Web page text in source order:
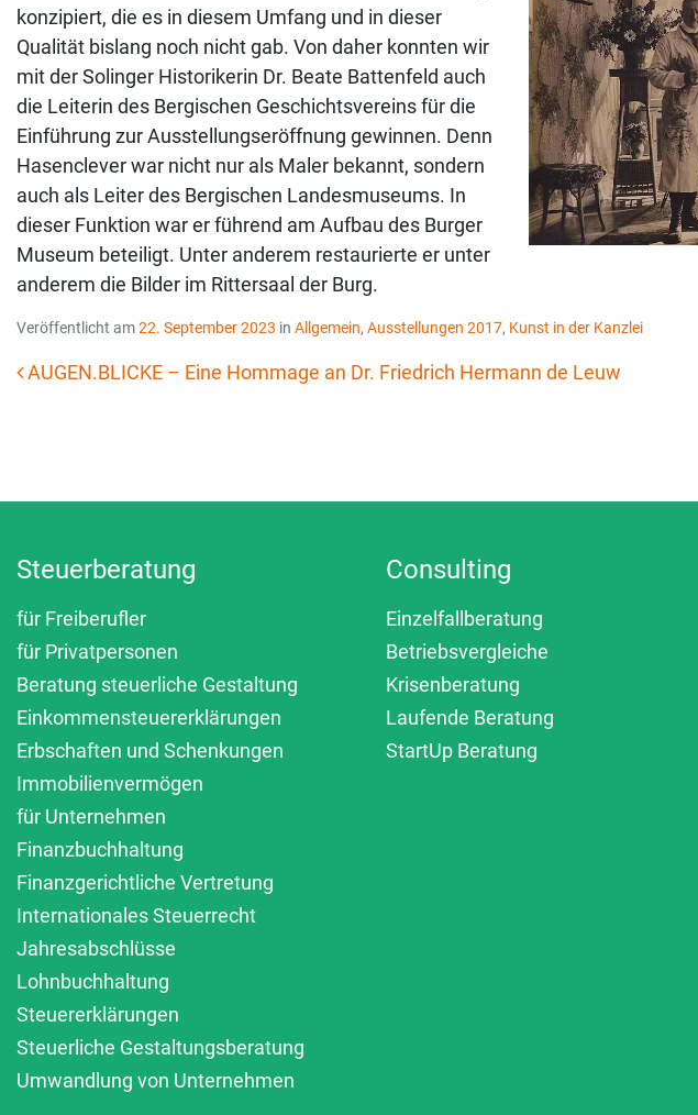
konzipiert, die es in diesem Umfang und in dieser
Qualität bislang noch nicht gab. Von daher konnten wir
mit der Solinger Historikerin Dr. Beate Battenfeld auch
die Leiterin des Bergischen Geschichtsvereins für die
Einführung zur Ausstellungseröffnung gewinnen. Denn
Hasenclever war nicht nur als Maler bekannt, sondern
auch als Leiter des Bergischen Landesmuseums. In
dieser Funktion war er führend am Aufbau des Burger
Museum beteiligt. Unter anderem restaurierte er unter
anderem die Bilder im Rittersaal der Burg.
Veröffentlicht am22. September 2023 in Allgemein, Ausstellungen 2017, Kunst in der Kanzlei
AUGEN.BLICKE – Eine Hommage an Dr. Friedrich Hermann de Leuw
Steuerberatung
für Freiberufler
für Privatpersonen
Beratung steuerliche Gestaltung
Einkommensteuererklärungen
Erbschaften und Schenkungen
Immobilienvermögen
für Unternehmen
Finanzbuchhaltung
Finanzgerichtliche Vertretung
Internationales Steuerrecht
Jahresabschlüsse
Lohnbuchhaltung
Steuererklärungen
Steuerliche Gestaltungsberatung
Umwandlung von Unternehmen
Consulting
Einzelfallberatung
Betriebsvergleiche
Krisenberatung
Laufende Beratung
StartUp Beratung